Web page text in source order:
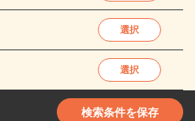
選択
選択
検索条件を保存